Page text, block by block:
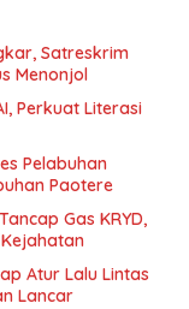
Satreskrim
Menonjol
Perkuat Literasi
Pelabuhan
Paotere
Gas KRYD,
Atur Lalu Lintas
Lancar